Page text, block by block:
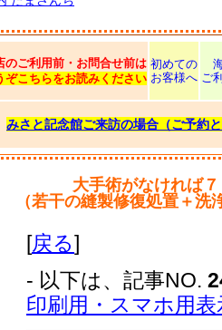
のご利用前・お問合せ前は
ぞこちらをお読みください
初めての
お客様へ ご
みさと記念館ご来訪の場合（ご予約
大手術がなければ
（若干の縫製修復処置＋
[戻る]
- 以下は、記事NO.
印刷用・スマホ用